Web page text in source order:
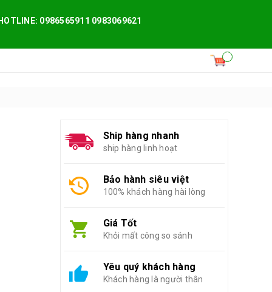
HOTLINE: 0986565911 0983069621
Ship hàng nhanh
ship hàng linh hoạt
Bảo hành siêu việt
100% khách hàng hài lòng
Giá Tốt
Khỏi mất công so sánh
Yêu quý khách hàng
Khách hàng là người thân